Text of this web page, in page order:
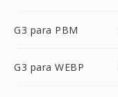
G3 para PBM
G3 para WEBP